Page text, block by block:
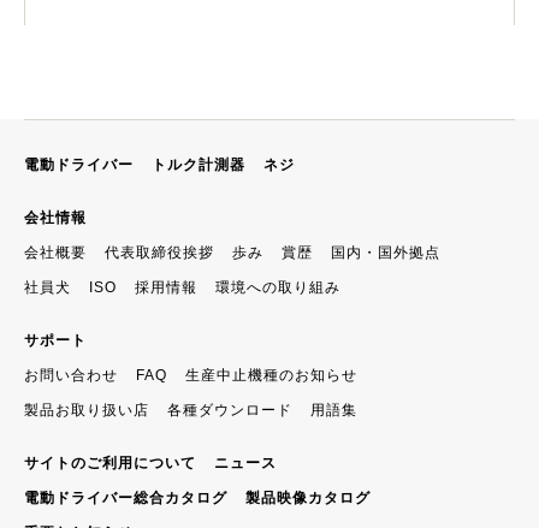
電動ドライバー トルク計測器 ネジ
会社情報
会社概要 代表取締役挨拶 歩み 賞歴 国内・国外拠点
社員犬 ISO 採用情報 環境への取り組み
サポート
お問い合わせ FAQ 生産中止機種のお知らせ
製品お取り扱い店 各種ダウンロード 用語集
サイトのご利用について ニュース
電動ドライバー総合カタログ 製品映像カタログ